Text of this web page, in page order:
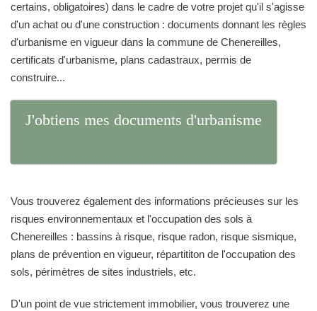
certains, obligatoires) dans le cadre de votre projet qu'il s'agisse
d'un achat ou d'une construction : documents donnant les règles
d'urbanisme en vigueur dans la commune de Chenereilles,
certificats d'urbanisme, plans cadastraux, permis de
construire...
J'obtiens mes documents d'urbanisme
Vous trouverez également des informations précieuses sur les
risques environnementaux et l'occupation des sols à
Chenereilles : bassins à risque, risque radon, risque sismique,
plans de prévention en vigueur, répartititon de l'occupation des
sols, périmètres de sites industriels, etc.
D'un point de vue strictement immobilier, vous trouverez une